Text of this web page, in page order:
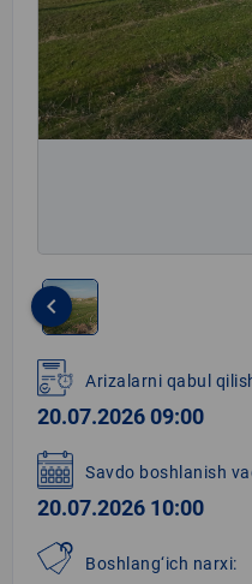
1
of
1
keyboard_arrow_left
Arizalarni qabul
20.07.2026 09:00
Savdo boshlanish
20.07.2026 10:00
Boshlang‘ich narxi: